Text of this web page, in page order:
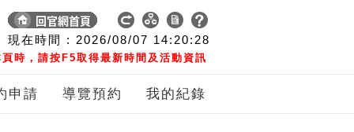
現在時間 : 2026/08/07 14:20:29
時，請按F5取得最新時間及活動資訊
申請 導覽預約 我的紀錄